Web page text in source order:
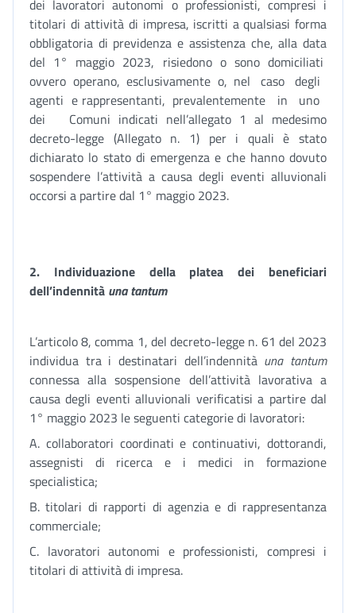
dei lavoratori autonomi o professionisti, compresi i
titolari di attività di impresa, iscritti a qualsiasi forma
obbligatoria di previdenza e assistenza che, alla data
del 1° maggio 2023, risiedono o sono domiciliati
ovvero operano, esclusivamente o, nel caso degli
agenti e rappresentanti, prevalentemente in uno
dei Comuni indicati nell’allegato 1 al medesimo
decreto-legge (Allegato n. 1) per i quali è stato
dichiarato lo stato di emergenza e che hanno dovuto
sospendere l’attività a causa degli eventi alluvionali
occorsi a partire dal 1° maggio 2023.
2. Individuazione della platea dei beneficiari
dell’indennità una tantum
L’articolo 8, comma 1, del decreto-legge n. 61 del 2023
individua tra i destinatari dell’indennità una tantum
connessa alla sospensione dell’attività lavorativa a
causa degli eventi alluvionali verificatisi a partire dal
1° maggio 2023 le seguenti categorie di lavoratori:
A. collaboratori coordinati e continuativi, dottorandi,
assegnisti di ricerca e i medici in formazione
specialistica;
B. titolari di rapporti di agenzia e di rappresentanza
commerciale;
C. lavoratori autonomi e professionisti, compresi i
titolari di attività di impresa.